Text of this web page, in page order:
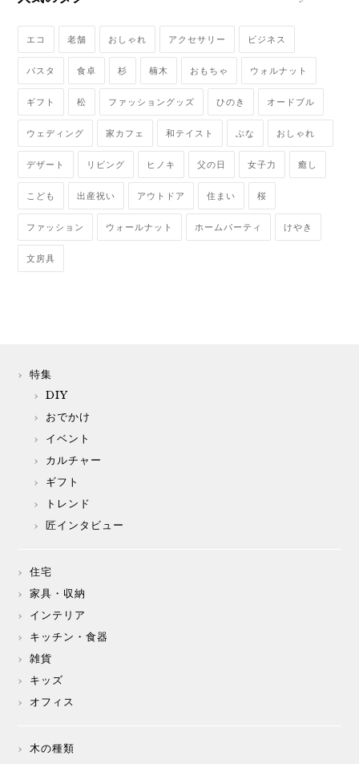
エコ 老舗 おしゃれ アクセサリー ビジネス
パスタ 食卓 杉 楠木 おもちゃ ウォルナット
ギフト 松 ファッショングッズ ひのき オードブル
ウェディング 家カフェ 和テイスト ぶな おしゃれ
デザート リビング ヒノキ 父の日 女子力 癒し
こども 出産祝い アウトドア 住まい 桜
ファッション ウォールナット ホームパーティ けやき
文房具
特集
DIY
おでかけ
イベント
カルチャー
ギフト
トレンド
匠インタビュー
住宅
家具・収納
インテリア
キッチン・食器
雑貨
キッズ
オフィス
木の種類